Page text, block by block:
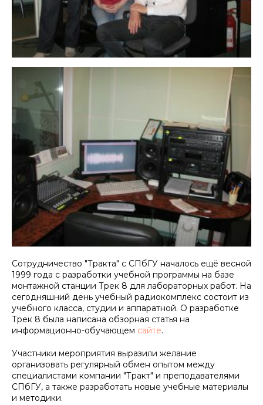
Сотрудничество "Тракта" с СПбГУ началось ещё весной
1999 года с разработки учебной программы на базе
монтажной станции Трек 8 для лабораторных работ. На
сегодняшний день учебный радиокомплекс состоит из
учебного класса, студии и аппаратной. О разработке
Трек 8 была написана обзорная статья на
информационно-обучающем сайте.
Участники мероприятия выразили желание
организовать регулярный обмен опытом между
специалистами компании "Тракт" и преподавателями
СПбГУ, а также разработать новые учебные материалы
и методики.